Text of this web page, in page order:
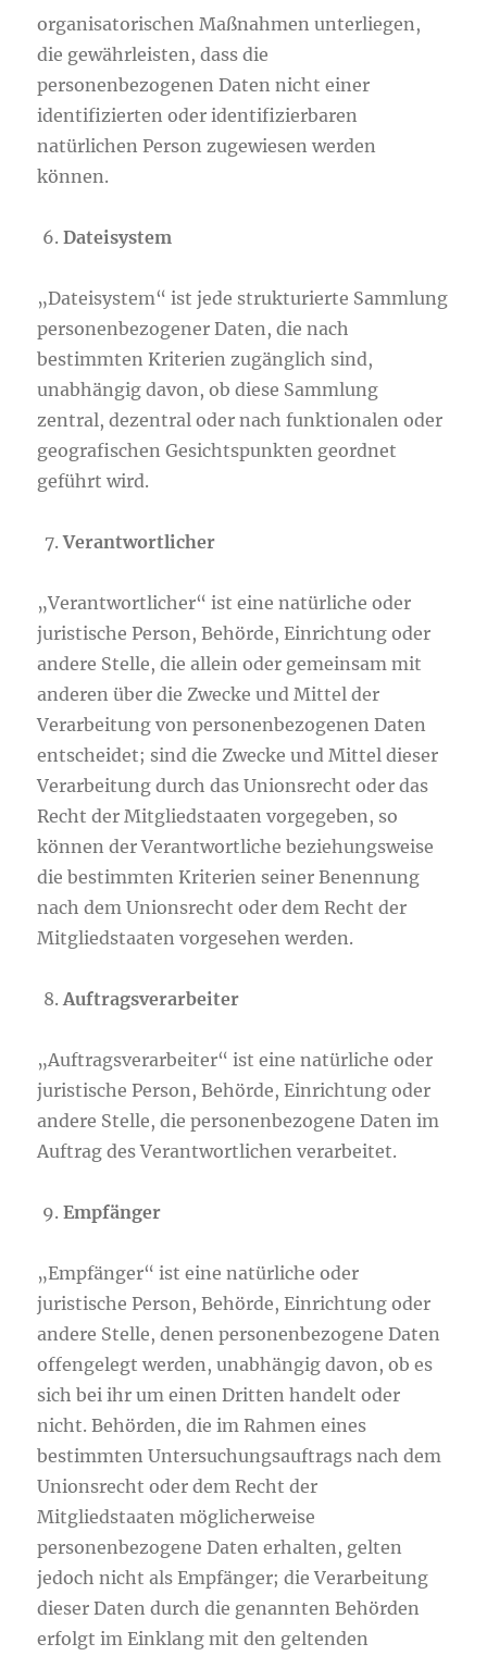
organisatorischen Maßnahmen unterliegen,
die gewährleisten, dass die
personenbezogenen Daten nicht einer
identifizierten oder identifizierbaren
natürlichen Person zugewiesen werden
können.
Dateisystem
„Dateisystem“ ist jede strukturierte Sammlung
personenbezogener Daten, die nach
bestimmten Kriterien zugänglich sind,
unabhängig davon, ob diese Sammlung
zentral, dezentral oder nach funktionalen oder
geografischen Gesichtspunkten geordnet
geführt wird.
Verantwortlicher
„Verantwortlicher“ ist eine natürliche oder
juristische Person, Behörde, Einrichtung oder
andere Stelle, die allein oder gemeinsam mit
anderen über die Zwecke und Mittel der
Verarbeitung von personenbezogenen Daten
entscheidet; sind die Zwecke und Mittel dieser
Verarbeitung durch das Unionsrecht oder das
Recht der Mitgliedstaaten vorgegeben, so
können der Verantwortliche beziehungsweise
die bestimmten Kriterien seiner Benennung
nach dem Unionsrecht oder dem Recht der
Mitgliedstaaten vorgesehen werden.
Auftragsverarbeiter
„Auftragsverarbeiter“ ist eine natürliche oder
juristische Person, Behörde, Einrichtung oder
andere Stelle, die personenbezogene Daten im
Auftrag des Verantwortlichen verarbeitet.
Empfänger
„Empfänger“ ist eine natürliche oder
juristische Person, Behörde, Einrichtung oder
andere Stelle, denen personenbezogene Daten
offengelegt werden, unabhängig davon, ob es
sich bei ihr um einen Dritten handelt oder
nicht. Behörden, die im Rahmen eines
bestimmten Untersuchungsauftrags nach dem
Unionsrecht oder dem Recht der
Mitgliedstaaten möglicherweise
personenbezogene Daten erhalten, gelten
jedoch nicht als Empfänger; die Verarbeitung
dieser Daten durch die genannten Behörden
erfolgt im Einklang mit den geltenden